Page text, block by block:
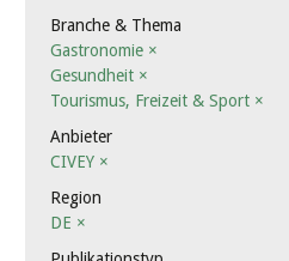
Branche & Thema
Gastronomie ×
Gesundheit ×
Tourismus, Freizeit & Sport ×
Anbieter
CIVEY ×
Region
DE ×